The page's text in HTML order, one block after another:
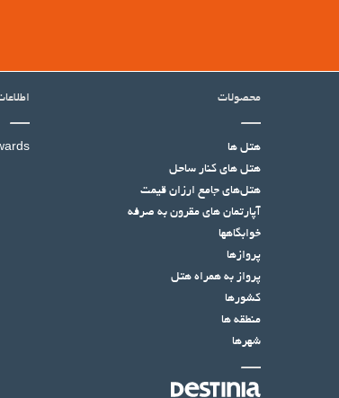
محصولات
هتل ها
هتل‌ های کنار ساحل
هتل‌های جامع ارزان قیمت
آپارتمان های مقرون به صرفه
خوابگاهها
پروازها
پرواز به همراه هتل
کشورها
منطقه ها
شهرها